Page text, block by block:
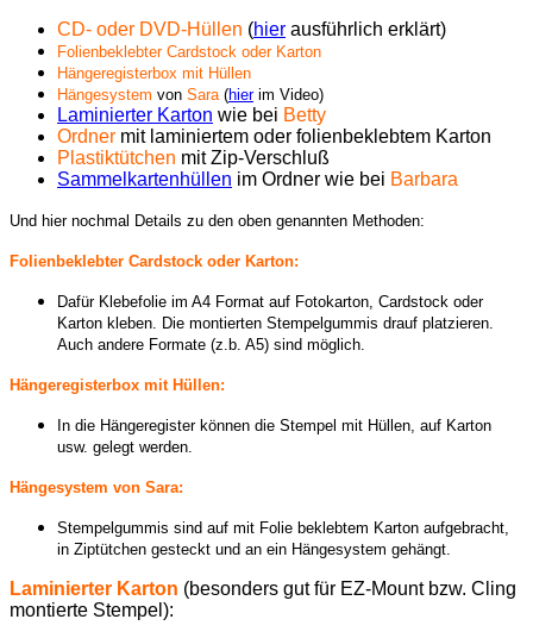
CD- oder DVD-Hüllen (hier ausführlich erklärt)
Folienbeklebter Cardstock oder Karton
Hängeregisterbox mit Hüllen
Hängesystem von Sara (hierim Video)
Laminierter Karton wie bei Betty
Ordner mit laminiertem oder folienbeklebtem Karton
Plastiktütchen mit Zip-Verschluß
Sammelkartenhüllen im Ordner wie bei Barbara
Und hier nochmal Details zu den oben genannten Methoden:
Folienbeklebter Cardstock oder Karton:
Dafür Klebefolie im A4 Format auf Fotokarton, Cardstock oder
Karton kleben. Die montierten Stempelgummis drauf platzieren.
Auch andere Formate (z.b. A5) sind möglich.
Hängeregisterbox mit Hüllen:
In die Hängeregister können die Stempel mit Hüllen, auf Karton
usw. gelegt werden.
Hängesystem von Sara:
Stempelgummis sind auf mit Folie beklebtem Karton aufgebracht,
in Ziptütchen gesteckt und an ein Hängesystem gehängt.
Laminierter Karton (besonders gut für EZ-Mount bzw. Cling
montierte Stempel):